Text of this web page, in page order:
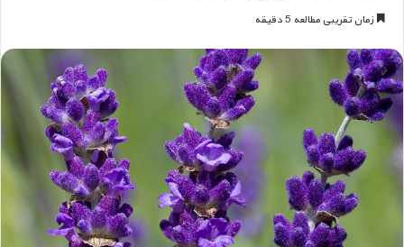
زمان تقریبی مطالعه 5 دقیقه